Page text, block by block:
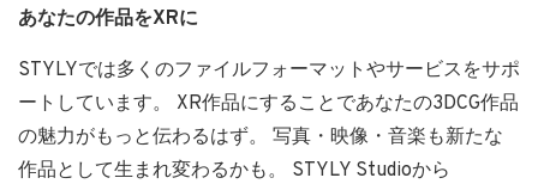
あなたの作品をXRに
STYLYでは多くのファイルフォーマットやサービスをサポ
ートしています。 XR作品にすることであなたの3DCG作品
の魅力がもっと伝わるはず。 写真・映像・音楽も新たな
作品として生まれ変わるかも。 STYLY Studioから